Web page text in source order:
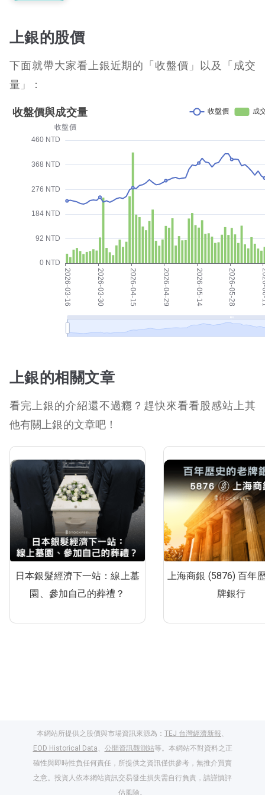
上銀的股價
下面就帶大家看上銀近期的「收盤價」以及「成交
量」：
上銀的相關文章
看完上銀的介紹還不過癮？趕快來看看股感站上其
他有關上銀的文章吧！
日本銀髮經濟下一站：線上墓
園、參加自己的葬禮？
上海商銀 (5876) 百年
牌銀行
本網站所提供之股價與市場資訊來源為： TEJ 台灣經濟新報、
EOD Historical Data、 公開資訊觀測站等。本網站不對資料之正
確性與即時性負任何責任，所提供之資訊僅供參考，無推介買賣
之意。投資人依本網站資訊交易發生損失需自行負責，請謹慎評
估風險。